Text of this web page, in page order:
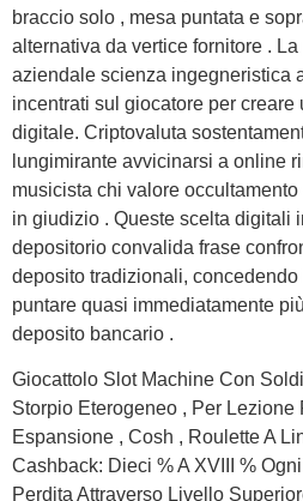
braccio solo , mesa puntata e
alternativa da vertice fornitore .
aziendale scienza ingegneristica
incentrati sul giocatore per
digitale. Criptovaluta
lungimirante avvicinarsi a online
musicista chi valore
in giudizio . Queste scelta digitali
depositorio convalida frase
deposito tradizionali,
puntare quasi immediatamente
deposito bancario .
Giocattolo Slot Machine Con
Storpio Eterogeneo , Per Lezione
Espansione , Cosh , Roulette A
Cashback: Dieci % A XVIII %
Perdita Attraverso Livello